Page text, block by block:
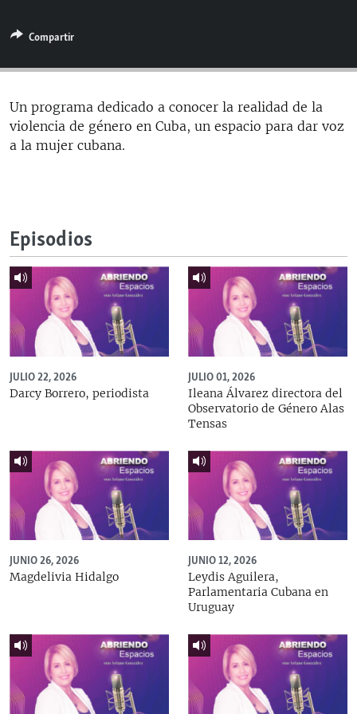
ESPECIALES
ESPECIALES
LA REALIDAD DE LA VIVIENDA EN CUBA
SER VIEJO EN CUBA
KENTU-CUBANO
LA INVASIÓN DE RUSIA A UCRANIA
MULTIMEDIA
EDITORIALES
SÍGUENOS
Compartir
Un programa dedicado a conocer la realidad de la
violencia de género en Cuba, un espacio para dar voz
a la mujer cubana.
Episodios
JULIO 22, 2026
Darcy Borrero, periodista
JULIO 01, 2026
Ileana Álvarez directora del
Observatorio de Género Alas
Tensas
JUNIO 26, 2026
Magdelivia Hidalgo
JUNIO 12, 2026
Leydis Aguilera,
Parlamentaria Cubana en
Uruguay